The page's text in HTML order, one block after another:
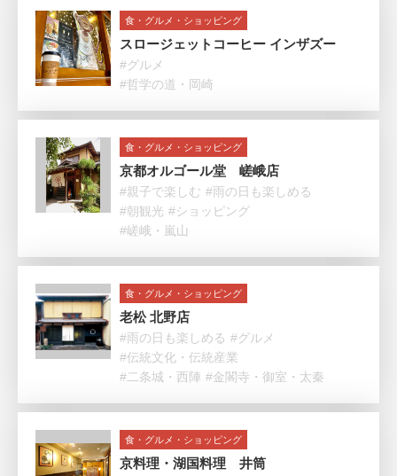
食・グルメ・ショッピング
スロージェットコーヒー インザズー
#グルメ
#哲学の道・岡崎
食・グルメ・ショッピング
京都オルゴール堂 嵯峨店
#親子で楽しむ #雨の日も楽しめる
#朝観光 #ショッピング
#嵯峨・嵐山
食・グルメ・ショッピング
老松 北野店
#雨の日も楽しめる #グルメ
#伝統文化・伝統産業
#二条城・西陣 #金閣寺・御室・太秦
食・グルメ・ショッピング
京料理・湖国料理 井筒